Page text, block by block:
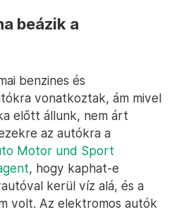
beázik a
benzines és
vonatkoztak, ám mivel
előtt állunk, nem árt
az autókra a
Motor und Sport
, hogy kaphat-e
kerül víz alá, és a
volt. Az elektromos autók